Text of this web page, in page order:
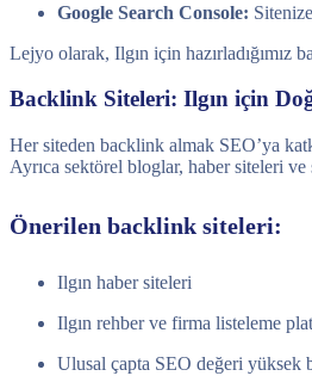
Google Search Console:
Lejyo olarak, Ilgın için hazırladığımız
Backlink Siteleri: Ilgın için
Her siteden backlink almak SEO’ya
Ayrıca sektörel bloglar, haber siteleri
Önerilen backlink siteleri:
Ilgın haber siteleri
Ilgın rehber ve firma listeleme
Ulusal çapta SEO değeri yüksek